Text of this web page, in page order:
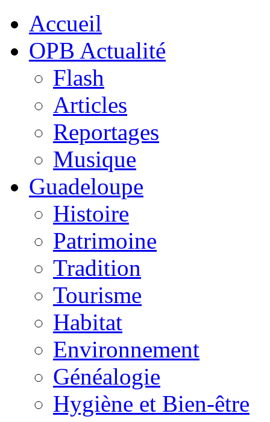
Accueil
OPB Actualité
Flash
Articles
Reportages
Musique
Guadeloupe
Histoire
Patrimoine
Tradition
Tourisme
Habitat
Environnement
Généalogie
Hygiène et Bien-être